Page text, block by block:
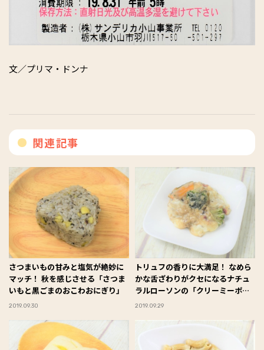
文／プリマ・ドンナ
関連記事
さつまいもの甘みと塩気が絶妙に
マッチ！ 秋を感じさせる「さつま
いもと黒ごまのおこわおにぎり」
2019.09.30
トリュフの香りに大満足！ なめら
かな舌ざわりがクセになるナチュ
ラルローソンの「クリーミーポテ
ト トリュフ風味」
2019.09.29